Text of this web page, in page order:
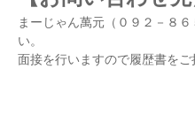
まーじゃん萬元（０９２－８
い。
面接を行いますので履歴書をご